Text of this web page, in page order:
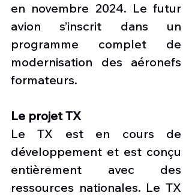
en novembre 2024. Le futur
avion s’inscrit dans un
programme complet de
modernisation des aéronefs
formateurs.
Le projet TX
Le TX est en cours de
développement et est conçu
entièrement avec des
ressources nationales. Le TX